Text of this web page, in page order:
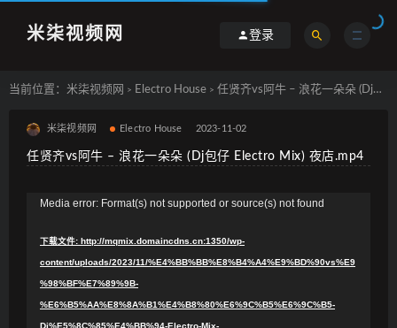
米柒视频网 登录
当前位置： 米柒视频网 > Electro House > 任贤齐vs阿牛 – 浪花一朵朵 (Dj包仔 Electro Mix) 夜店.mp4
米柒视频网 Electro House 2023-11-02
任贤齐vs阿牛 – 浪花一朵朵 (Dj包仔 Electro Mix) 夜店.mp4
Media error: Format(s) not supported or source(s) not found
下载文件: http://mqmix.domaincdns.cn:1350/wp-
content/uploads/2023/11/%E4%BB%BB%E8%B4%A4%E9%BD%90vs%E9
%98%BF%E7%89%9B-
%E6%B5%AA%E8%8A%B1%E4%B8%80%E6%9C%B5%E6%9C%B5-
Dj%E5%8C%85%E4%BB%94-Electro-Mix-